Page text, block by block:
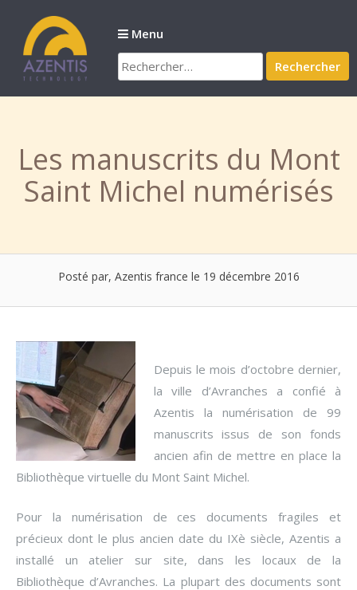
contenu
Menu
Rechercher :
Les manuscrits du Mont
Saint Michel numérisés
Posté par, Azentis france le 19 décembre 2016
Depuis le mois d’octobre dernier,
la ville d’Avranches a confié à
Azentis la numérisation de 99
manuscrits issus de son fonds
ancien afin de mettre en place la
Bibliothèque virtuelle du Mont Saint Michel.
Pour la numérisation de ces documents fragiles et
précieux dont le plus ancien date du IXè siècle, Azentis a
installé un atelier sur site, dans les locaux de la
Bibliothèque d’Avranches. La plupart des documents sont